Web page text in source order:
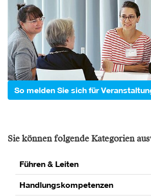
So melden Sie sich für
Sie können folgende Kategorien
Führen & Leiten
Handlungskompetenzen